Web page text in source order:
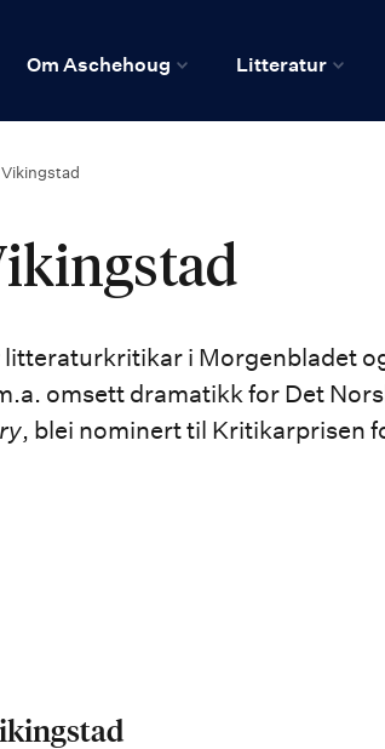
Hjem
Om Aschehoug Litteratur
litteraturkritikar i Morgenbladet
omsett dramatikk for Det
, blei nominert til Kritikarprisen